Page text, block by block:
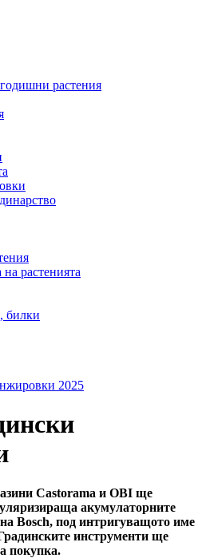
растения
растенията
билки
2025
Castorama и OBI ще
акумулаторните
Bosch, под интригуващото име
инструменти ще
покупка.